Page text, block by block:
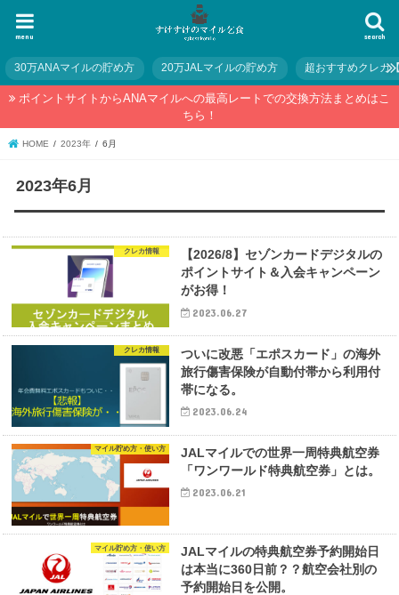
search
menu
30万ANAマイルの貯め方 20万JALマイルの貯め方 超おすすめクレカ
ポイントサイトからANAマイルへの最高レートでの交換方法まとめはこ
ちら！
HOME 2023年 6月
2023年6月
クレカ情報
【2026/8】セゾンカードデジタルの
ポイントサイト＆入会キャンペーン
がお得！
2023.06.27
クレカ情報
ついに改悪「エポスカード」の海外
旅行傷害保険が自動付帯から利用付
帯になる。
2023.06.24
マイル貯め方・使い方
JALマイルでの世界一周特典航空券
「ワンワールド特典航空券」とは。
2023.06.21
マイル貯め方・使い方
JALマイルの特典航空券予約開始日
は本当に360日前？？航空会社別の
予約開始日を公開。